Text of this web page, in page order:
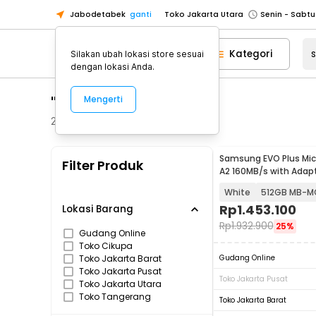
Jabodetabek ganti Toko Jakarta Utara
Toko Tangerang
Toko Cikupa
Pick n Go Jakarta Barat
Senin -
Toko Jakarta Barat
Senin -
Toko Tangerang
Senin - Jumat
Senin - Jumat
Kategori
"samsung a15"
25
Filter Produk
Lokasi Barang
Gudang Online
Toko Cikupa
Toko Jakarta Barat
Toko Jakarta Pusat
Toko Jakarta Utara
Toko Tangerang
Samsung EVO Plus
A2 160MB/s with
White
512GB MB-
Rp1.453.100
Rp1.932.900 25%
Gudang Online
Toko Jakarta Pusat
Toko Jakarta Barat
Silakan ubah lokasi store sesuai
dengan lokasi Anda.
Mengerti